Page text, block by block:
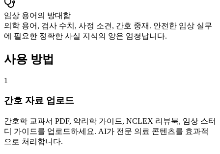
임상 용어의 방대함
의학 용어, 검사 수치, 사정 소견, 간호 중재. 안전한 임상 실무
에 필요한 정확한 사실 지식의 양은 엄청납니다.
사용 방법
1
간호 자료 업로드
간호학 교과서 PDF, 약리학 가이드, NCLEX 리뷰북, 임상 스터
디 가이드를 업로드하세요. AI가 전문 의료 콘텐츠를 효과적
으로 처리합니다.